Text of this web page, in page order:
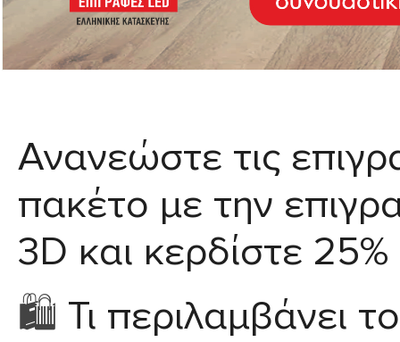
Ανανεώστε τις
πακέτο με την
3D και κερδίστε
🛍️ Τι περιλαμβάνει